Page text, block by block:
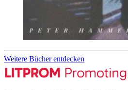
Weitere Bücher entdecken